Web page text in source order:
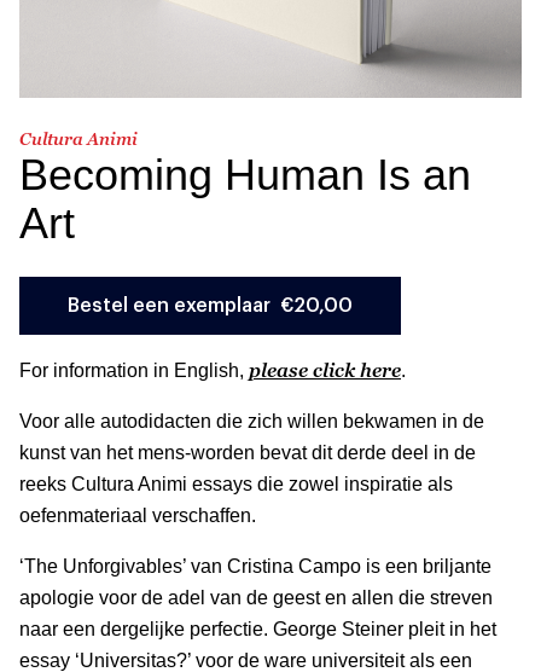
Cultura Animi
Becoming Human Is an
Art
For information in English, please click here.
Voor alle autodidacten die zich willen bekwamen in de
kunst van het mens-worden bevat dit derde deel in de
reeks Cultura Animi essays die zowel inspiratie als
oefenmateriaal verschaffen.
‘The Unforgivables’ van Cristina Campo is een briljante
apologie voor de adel van de geest en allen die streven
naar een dergelijke perfectie. George Steiner pleit in het
essay ‘Universitas?’ voor de ware universiteit als een